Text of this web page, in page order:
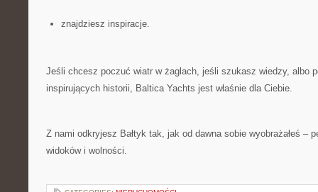
znajdziesz inspiracje.
Jeśli chcesz poczuć wiatr w żaglach, jeśli szukasz wiedzy, albo
inspirujących historii, Baltica Yachts jest właśnie dla Ciebie.
Z nami odkryjesz Bałtyk tak, jak od dawna sobie wyobrażałeś –
widoków i wolności.